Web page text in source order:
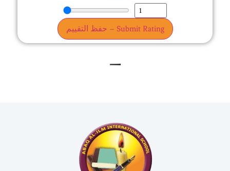
حفظ التقييم – Submit Rating
–